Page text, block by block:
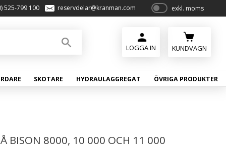
525-799 100 reservdelar@kranman.com
P
e
vi
s
exkl. moms
KUNDVAGN
SKOTARE HYDRAULAGGREGAT ÖVRIGA PRODUKTER
BISON 8000, 10 000 OCH 11 000